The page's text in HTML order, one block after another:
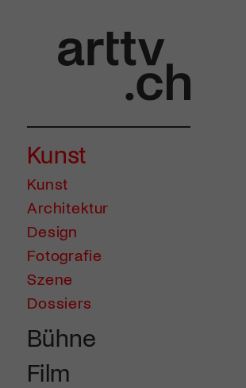
Kunst
Kunst
Architektur
Design
Fotografie
Szene
Dossiers
Bühne
Film